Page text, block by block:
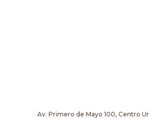
Av. Primero de Mayo 100, Centro